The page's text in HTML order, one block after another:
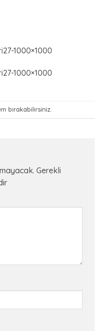
1000×1000
1000×1000
bırakabilirsiniz.
Gerekli